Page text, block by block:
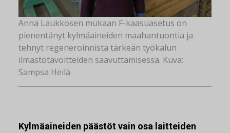
Anna Laukkosen mukaan F-kaasuasetus on
pienentänyt kylmäaineiden maahantuontia ja
tehnyt regeneroinnista tärkeän työkalun
ilmastotavoitteiden saavuttamisessa. Kuva:
Sampsa Heilä
Kylmäaineiden päästöt vain osa laitteiden